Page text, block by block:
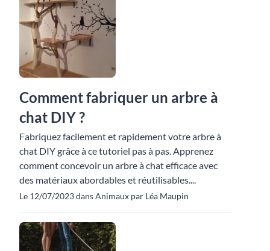
Comment fabriquer un arbre à
chat DIY ?
Fabriquez facilement et rapidement votre arbre à
chat DIY grâce à ce tutoriel pas à pas. Apprenez
comment concevoir un arbre à chat efficace avec
des matériaux abordables et réutilisables....
Le 12/07/2023 dans Animaux par Léa Maupin